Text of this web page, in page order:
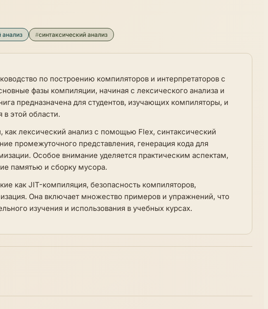
анализ #синтаксический анализ
по построению компиляторов и интерпретаторов с
фазы компиляции, начиная с лексического анализа и
предназначена для студентов, изучающих компиляторы, и
в этой области.
лексический анализ с помощью Flex, синтаксический
промежуточного представления, генерация кода для
Особое внимание уделяется практическим аспектам,
памятью и сборку мусора.
как JIT-компиляция, безопасность компиляторов,
Она включает множество примеров и упражнений, что
изучения и использования в учебных курсах.